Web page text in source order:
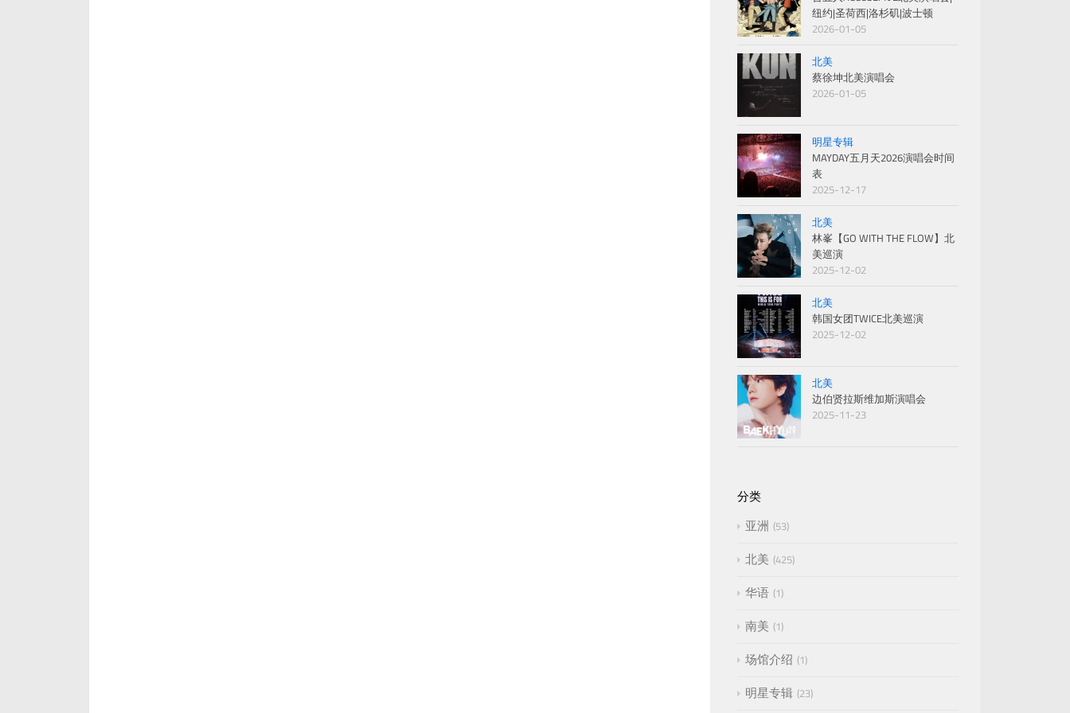
纽约|圣荷西|洛杉矶|波士顿
2026-01-05
北美
蔡徐坤北美演唱会
2026-01-05
明星专辑
MAYDAY五月天2026演唱会时间
表
2025-12-17
北美
林峯【GO WITH THE FLOW】北
美巡演
2025-12-02
北美
韩国女团TWICE北美巡演
2025-12-02
北美
边伯贤拉斯维加斯演唱会
2025-11-23
分类
亚洲 53
北美 425
华语 1
南美 1
场馆介绍 1
明星专辑 23